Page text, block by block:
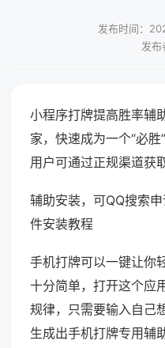
发布时间：
发布
小程序打牌提高胜率辅
家，快速成为一个“必
用户可通过正规渠道获
辅助安装，可QQ搜索
件安装教程
手机打牌可以一键让你
十分简单，打开这个应
规律，只需要输入自己
生成出手机打牌专用辅